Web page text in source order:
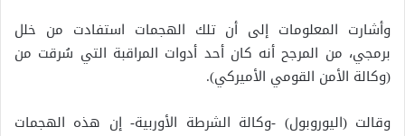
وأشارت المعلومات إلى أن تلك الهجمات استفادت من خلل
برمجي، من المرجح أنه كان أحد أدوات المراقبة التي سُرقت من
(وكالة الأمن القومي الأميركي).
وقالت (اليوروبول) -وكالة الشرطة الأوربية- إن هذه الهجمات